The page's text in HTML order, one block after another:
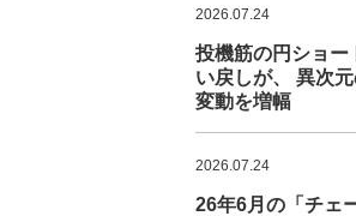
2026.07.24
投機筋の円ショー
い戻しが、 異次
変動を増幅
2026.07.24
26年6月の「チェ